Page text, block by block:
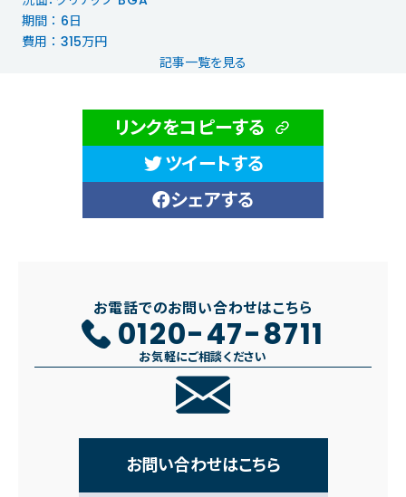
期間 ： 6日
費用 ： 315万円
記事一覧を見る
リンクをコピーする
ツイートする
シェアする
お電話でのお問い合わせはこちら
0120-47-8711
お気軽にご相談ください
お問い合わせはこちら